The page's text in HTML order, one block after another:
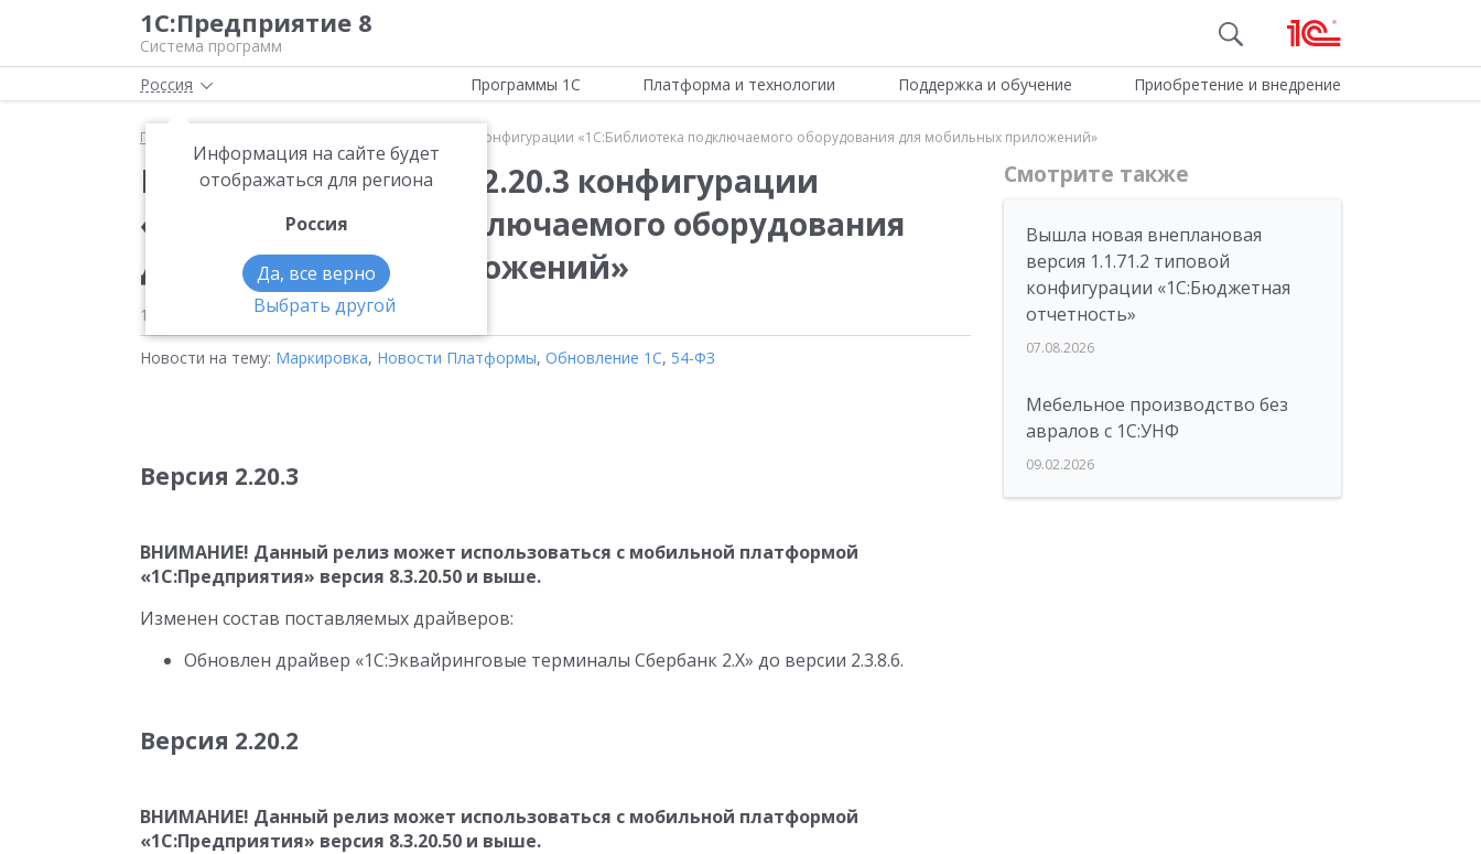
1С:Предприятие 8
Система программ
Россия
Информация на сайте будет
отображаться для региона
Россия
Да, все верно
Выбрать другой
Программы 1С Платформа и технологии Поддержка и обучение Приобретение и внедрение
Главная Вышла новая версия 2.20.3 конфигурации «1С:Библиотека подключаемого оборудования для мобильных приложений»
Вышла новая версия 2.20.3 конфигурации
«1С:Библиотека подключаемого оборудования
для мобильных приложений»
11.05.2023
Новости на тему: Маркировка, Новости Платформы, Обновление 1С, 54-ФЗ
Версия 2.20.3
ВНИМАНИЕ! Данный релиз может использоваться с мобильной платформой
«1С:Предприятия» версия 8.3.20.50 и выше.
Изменен состав поставляемых драйверов:
Обновлен драйвер «1С:Эквайринговые терминалы Сбербанк 2.Х» до версии 2.3.8.6.
Версия 2.20.2
ВНИМАНИЕ! Данный релиз может использоваться с мобильной платформой
«1С:Предприятия» версия 8.3.20.50 и выше.
Смотрите также
Вышла новая внеплановая
версия 1.1.71.2 типовой
конфигурации «1C:Бюджетная
отчетность»
07.08.2026
Мебельное производство без
авралов с 1С:УНФ
09.02.2026